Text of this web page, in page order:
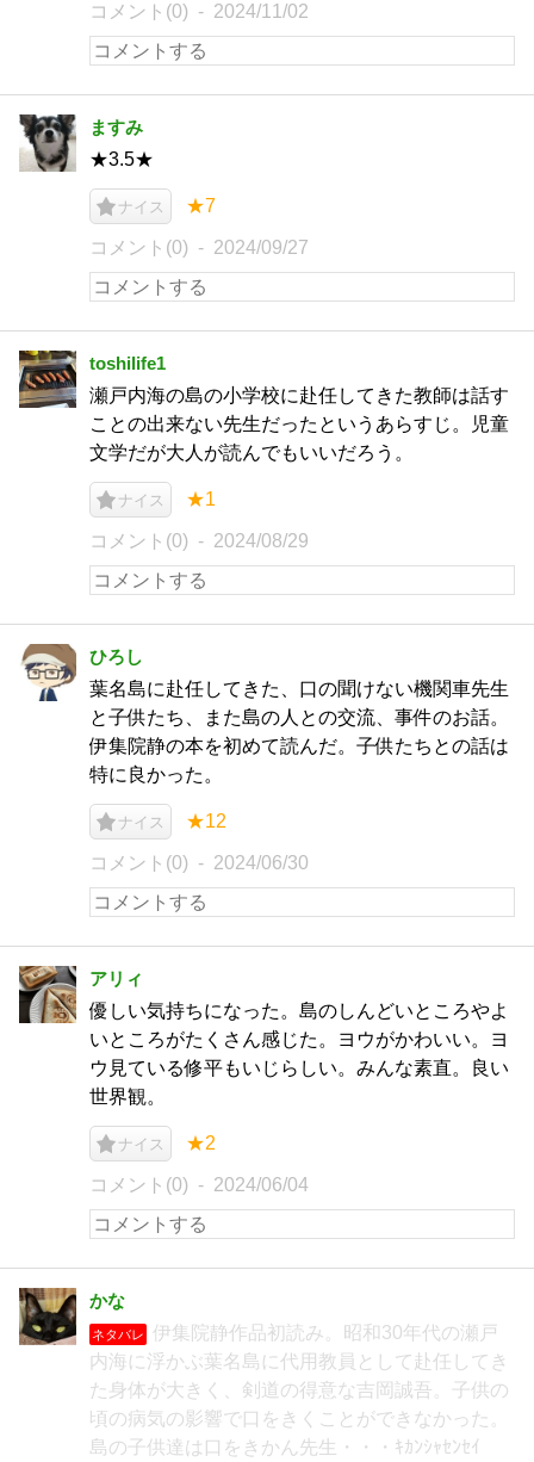
コメント(0) 2024/11/02
ますみ
★3.5★
ナイス ★7
コメント(0) 2024/09/27
toshilife1
瀬戸内海の島の小学校に赴任してきた教師は話す
ことの出来ない先生だったというあらすじ。児童
文学だが大人が読んでもいいだろう。
ナイス ★1
コメント(0) 2024/08/29
ひろし
葉名島に赴任してきた、口の聞けない機関車先生
と子供たち、また島の人との交流、事件のお話。
伊集院静の本を初めて読んだ。子供たちとの話は
特に良かった。
ナイス ★12
コメント(0) 2024/06/30
アリィ
優しい気持ちになった。島のしんどいところやよ
いところがたくさん感じた。ヨウがかわいい。ヨ
ウ見ている修平もいじらしい。みんな素直。良い
世界観。
ナイス ★2
コメント(0) 2024/06/04
かな
ネタバレ
伊集院静作品初読み。昭和30年代の瀬戸
内海に浮かぶ葉名島に代用教員として赴任してき
た身体が大きく、剣道の得意な吉岡誠吾。子供の
頃の病気の影響で口をきくことができなかった。
島の子供達は口をきかん先生・・・ｷｶﾝｼｬｾﾝｾｲ